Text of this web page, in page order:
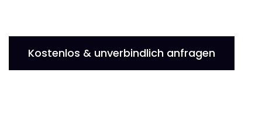
Kostenlos & unverbindlich anfragen